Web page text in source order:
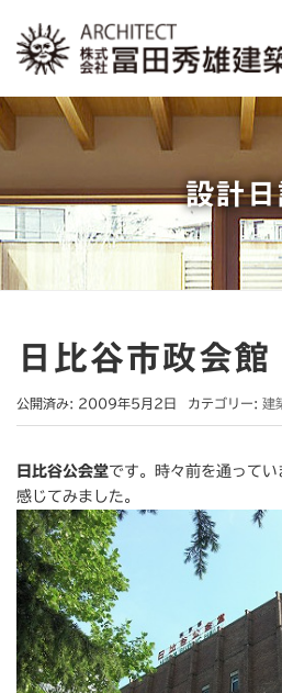
設計
日比谷市政会
公開済み: 2009年5月2日 カテゴリー: 建
日比谷公会堂です。時々前を通って
感じてみました。